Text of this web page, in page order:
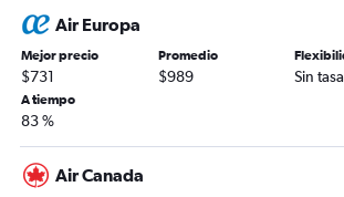
Air Europa
Mejor precio
$731
Promedio
$989 Sin
A tiempo
83 %
Air Canada